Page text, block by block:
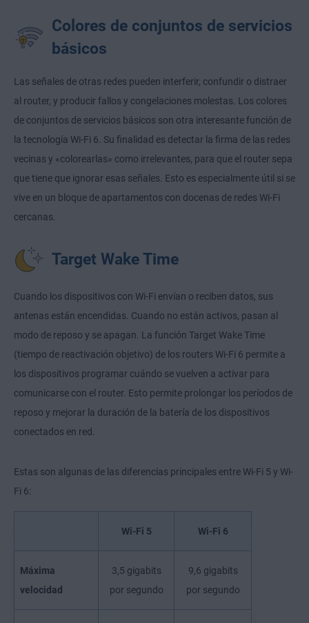
Colores de conjuntos de servicios
básicos
Las señales de otras redes pueden interferir, confundir o distraer
al router, y producir fallos y congelaciones molestas. Los colores
de conjuntos de servicios básicos son otra interesante función de
la tecnología Wi-Fi 6. Su finalidad es detectar la firma de las redes
vecinas y «colorearlas» como irrelevantes, para que el router sepa
que tiene que ignorar esas señales. Esto es especialmente útil si se
vive en un bloque de apartamentos con docenas de redes Wi-Fi
cercanas.
Target Wake Time
Cuando los dispositivos con Wi-Fi envían o reciben datos, sus
antenas están encendidas. Cuando no están activos, pasan al
modo de reposo y se apagan. La función Target Wake Time
(tiempo de reactivación objetivo) de los routers Wi-Fi 6 permite a
los dispositivos programar cuándo se vuelven a activar para
comunicarse con el router. Esto permite prolongar los períodos de
reposo y mejorar la duración de la batería de los dispositivos
conectados en red.
Estas son algunas de las diferencias principales entre Wi-Fi 5 y Wi-
Fi 6:
Wi-Fi 5 Wi-Fi 6
Máxima
velocidad
3,5 gigabits
por segundo
9,6 gigabits
por segundo